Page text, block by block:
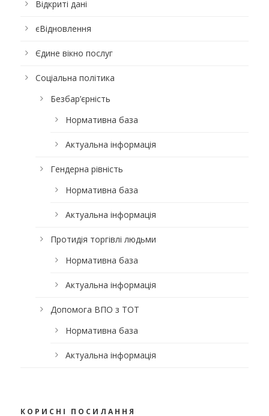
Відкриті дані
єВідновлення
Єдине вікно послуг
Соціальна політика
Безбар’єрність
Нормативна база
Актуальна інформація
Гендерна рівність
Нормативна база
Актуальна інформація
Протидія торгівлі людьми
Нормативна база
Актуальна інформація
Допомога ВПО з ТОТ
Нормативна база
Актуальна інформація
КОРИСНІ ПОСИЛАННЯ